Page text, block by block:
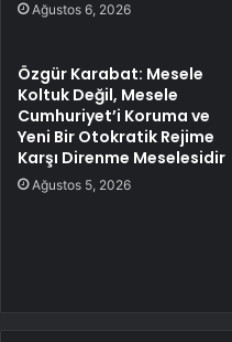
Ağustos 6, 2026
Özgür Karabat: Mesele
Koltuk Değil, Mesele
Cumhuriyet’i Koruma ve
Yeni Bir Otokratik Rejime
Karşı Direnme Meselesidir
Ağustos 5, 2026